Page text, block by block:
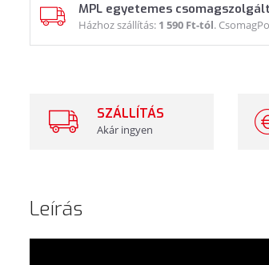
MPL egyetemes
Házhoz szállítás: 1 590 Ft-tól.
SZÁLLÍTÁS
Akár ingyen
Leírás